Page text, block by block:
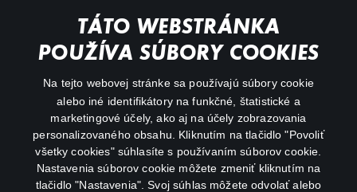
TÁTO WEBSTRÁNKA
POUŽÍVA SÚBORY COOKIES
Na tejto webovej stránke sa používajú súbory cookie
alebo iné identifikátory na funkčné, štatistické a
marketingové účely, ako aj na účely zobrazovania
personalizovaného obsahu. Kliknutím na tlačidlo "Povoliť
všetky cookies" súhlasíte s používaním súborov cookie.
Nastavenia súborov cookie môžete zmeniť kliknutím na
tlačidlo "Nastavenia". Svoj súhlas môžete odvolať alebo
O aplikácii Canal+